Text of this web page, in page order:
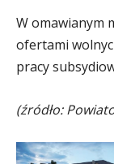
W omawianym
ofertami
pracy
(źródło: